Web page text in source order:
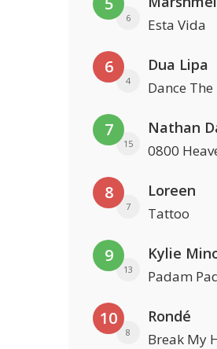
6 Esta Vida
6
4
Dua Lipa
Dance
7
15 0800
8
7
Loreen
Tattoo
9
13
Kylie
Padam
10
8
Rondé
Break My